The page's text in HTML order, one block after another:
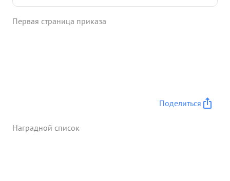
Первая страница приказа
Поделиться
Наградной список